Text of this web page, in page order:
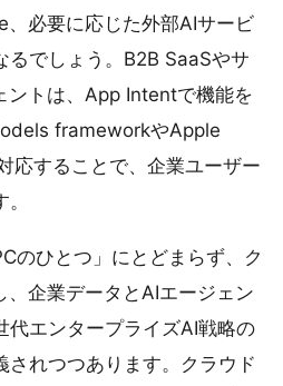
必要に応じた外部AIサービ
るでしょう。B2B SaaSやサ
ントは、App Intentで機能を
frameworkやApple
応することで、企業ユーザー
のひとつ」にとどまらず、ク
、企業データとAIエージェン
代エンタープライズAI戦略の
されつつあります。クラウド